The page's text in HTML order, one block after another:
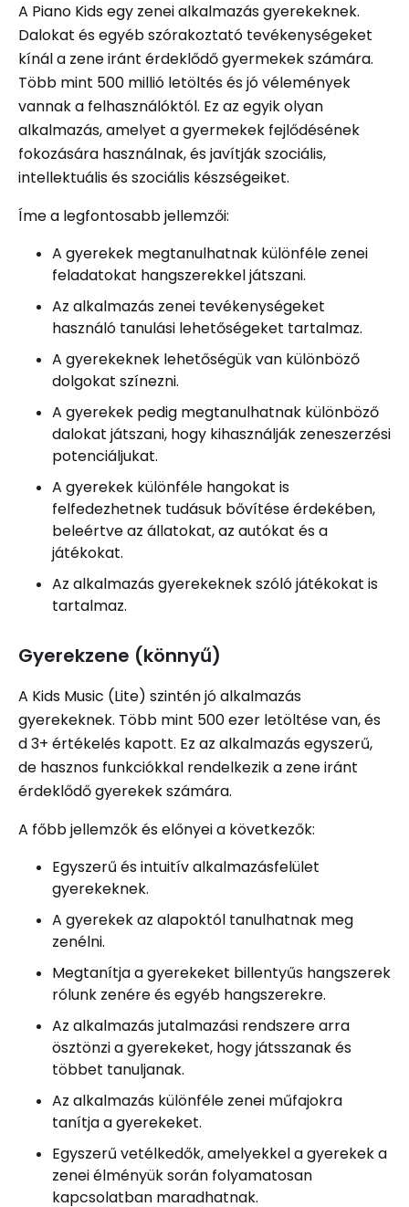
A Piano Kids egy zenei alkalmazás gyerekeknek.
Dalokat és egyéb szórakoztató tevékenységeket
kínál a zene iránt érdeklődő gyermekek számára.
Több mint 500 millió letöltés és jó vélemények
vannak a felhasználóktól. Ez az egyik olyan
alkalmazás, amelyet a gyermekek fejlődésének
fokozására használnak, és javítják szociális,
intellektuális és szociális készségeiket.
Íme a legfontosabb jellemzői:
A gyerekek megtanulhatnak különféle zenei
feladatokat hangszerekkel játszani.
Az alkalmazás zenei tevékenységeket
használó tanulási lehetőségeket tartalmaz.
A gyerekeknek lehetőségük van különböző
dolgokat színezni.
A gyerekek pedig megtanulhatnak különböző
dalokat játszani, hogy kihasználják zeneszerzési
potenciáljukat.
A gyerekek különféle hangokat is
felfedezhetnek tudásuk bővítése érdekében,
beleértve az állatokat, az autókat és a
játékokat.
Az alkalmazás gyerekeknek szóló játékokat is
tartalmaz.
Gyerekzene (könnyű)
A Kids Music (Lite) szintén jó alkalmazás
gyerekeknek. Több mint 500 ezer letöltése van, és
d 3+ értékelés kapott. Ez az alkalmazás egyszerű,
de hasznos funkciókkal rendelkezik a zene iránt
érdeklődő gyerekek számára.
A főbb jellemzők és előnyei a következők:
Egyszerű és intuitív alkalmazásfelület
gyerekeknek.
A gyerekek az alapoktól tanulhatnak meg
zenélni.
Megtanítja a gyerekeket billentyűs hangszerek
rólunk zenére és egyéb hangszerekre.
Az alkalmazás jutalmazási rendszere arra
ösztönzi a gyerekeket, hogy játsszanak és
többet tanuljanak.
Az alkalmazás különféle zenei műfajokra
tanítja a gyerekeket.
Egyszerű vetélkedők, amelyekkel a gyerekek a
zenei élményük során folyamatosan
kapcsolatban maradhatnak.